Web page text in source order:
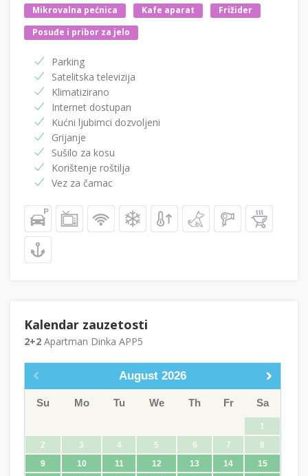
Mikrovalna pećnica Kafe aparat
Frižider
Posuđe i pribor za jelo
Parking
Satelitska televizija
Klimatizirano
Internet dostupan
Kućni ljubimci dozvoljeni
Grijanje
Sušilo za kosu
Korištenje roštilja
Vez za čamac
Kalendar zauzetosti
2+2 Apartman Dinka APP5
August 2026
Su Mo Tu We Th Fr Sa
1
2
3 4 5 6 7
8
9
10 11 12 13 14
15